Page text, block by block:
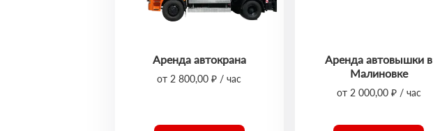
Аренда автокрана
от 2 800,00 ₽ / час
Аренда автовышки в
Малиновке
от 2 000,00 ₽ / час